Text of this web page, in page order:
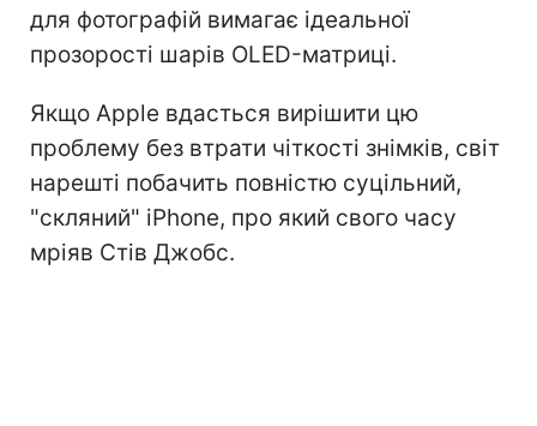
для фотографій вимагає ідеальної
прозорості шарів OLED-матриці.
Якщо Apple вдасться вирішити цю
проблему без втрати чіткості знімків, світ
нарешті побачить повністю суцільний,
"скляний" iPhone, про який свого часу
мріяв Стів Джобс.